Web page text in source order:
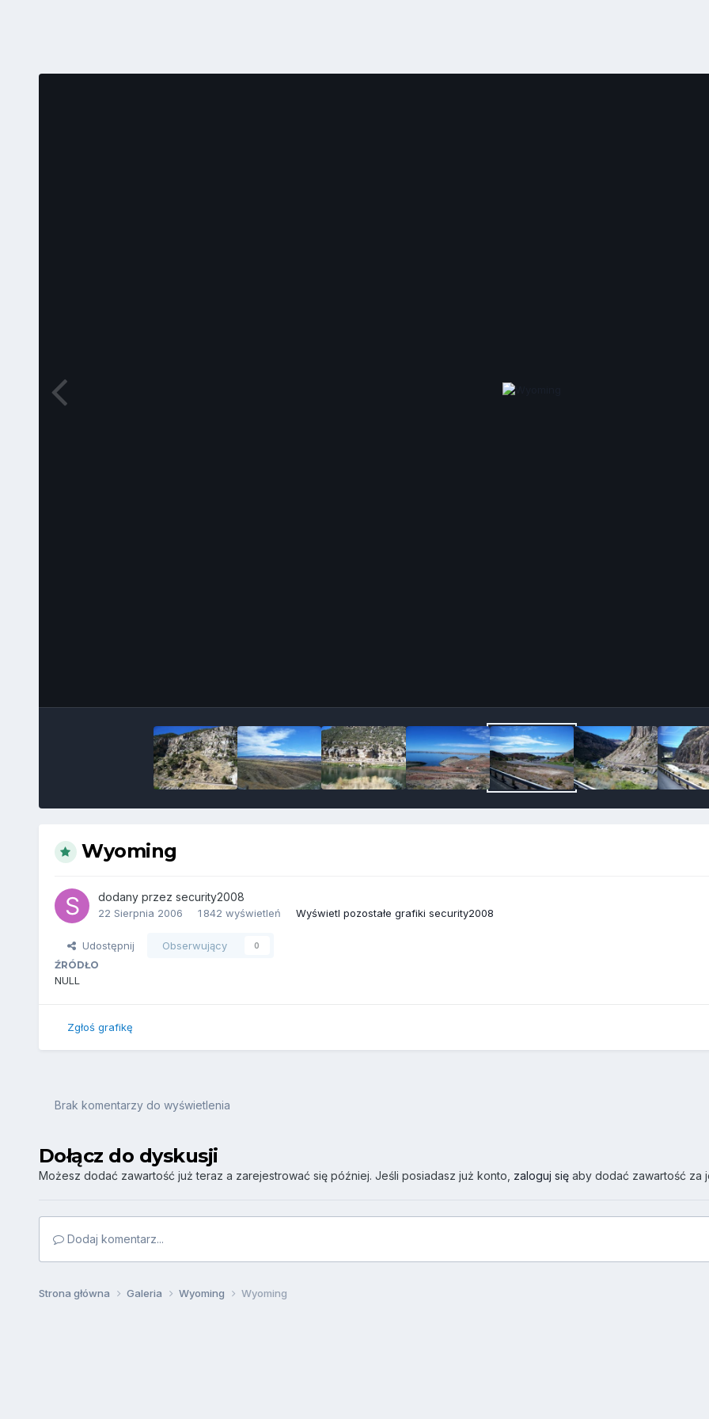
Wyoming
dodany przez security2008
22 Sierpnia 2006 1 842 wyświetleń Wyświetl pozostałe grafiki security2008
Udostępnij Obserwujący 0
ŹRÓDŁO
NULL
Zgłoś grafikę
Brak komentarzy do wyświetlenia
Dołącz do dyskusji
Możesz dodać zawartość już teraz a zarejestrować się później. Jeśli posiadasz już konto, zaloguj sięaby dodać zawartość za
Dodaj komentarz...
Strona główna Galeria Wyoming Wyoming